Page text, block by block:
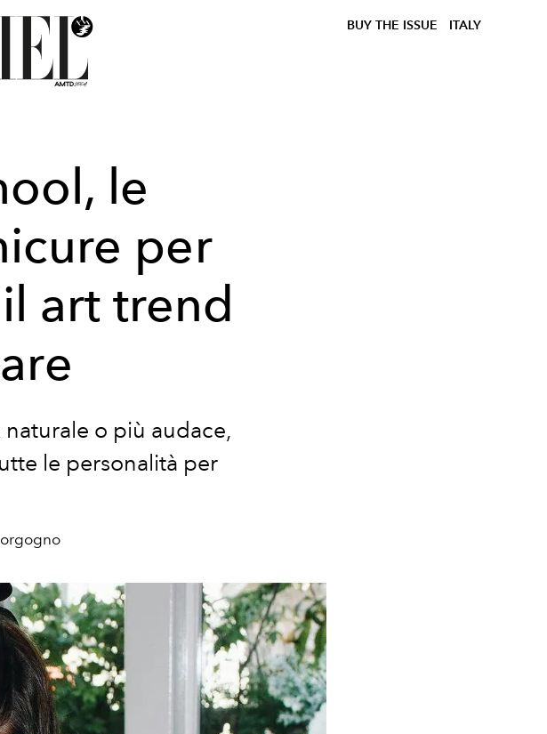
BUY THE ISSUE ITALY
le
per
art trend
o più audace,
le personalità per